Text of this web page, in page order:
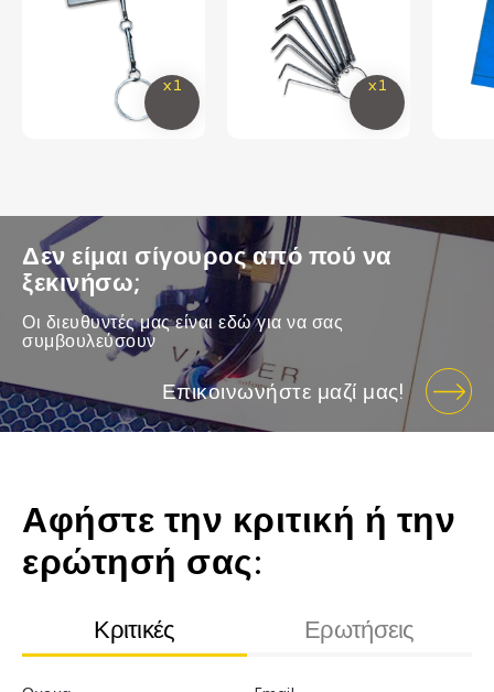
Δεν είμαι σίγουρος από πού να
ξεκινήσω;
Οι διευθυντές μας είναι εδώ για να σας
συμβουλεύσουν
Επικοινωνήστε μαζί μας!
Αφήστε την κριτική ή την
ερώτησή σας:
Κριτικές Ερωτήσεις